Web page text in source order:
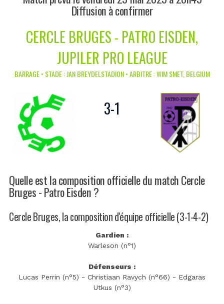
Diffusion à confirmer
CERCLE BRUGES - PATRO EISDEN,
JUPILER PRO LEAGUE
BARRAGE • STADE : JAN BREYDELSTADION • ARBITRE : WIM SMET, BELGIUM
3-1
Quelle est la composition officielle du match Cercle
Bruges - Patro Eisden ?
Cercle Bruges, la composition d'équipe officielle (3-1-4-2)
Gardien :
Warleson (n°1)
Défenseurs :
Lucas Perrin (n°5) - Christiaan Ravych (n°66) - Edgaras
Utkus (n°3)